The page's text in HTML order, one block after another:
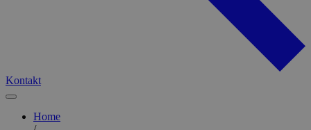
Kontakt
Home